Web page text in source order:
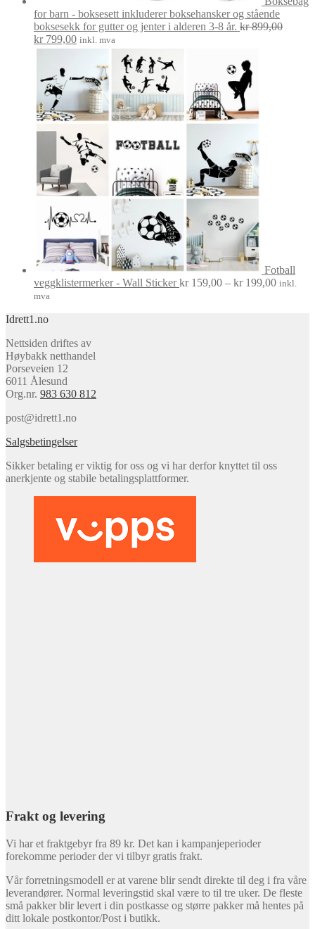
for barn - boksesett inkluderer boksehansker og stående
boksesekk for gutter og jenter i alderen 3-8 år. kr899,00
Opprinnelig
pris
kr 899,00.
kr799,00Nåværende
pris
kr 799,00.
inkl. mva
Fotball
veggklistermerker - Wall Sticker kr159,00 – kr199,00 inkl.
mva
Idrett1.no
Nettsiden driftes av
Høybakk netthandel
Porseveien 12
6011 Ålesund
Org.nr. 983 630 812
post@idrett1.no
Salgsbetingelser
Sikker betaling er viktig for oss og vi har derfor knyttet til oss
anerkjente og stabile betalingsplattformer.
Frakt og levering
Vi har et fraktgebyr fra 89 kr. Det kan i kampanjeperioder
forekomme perioder der vi tilbyr gratis frakt.
Vår forretningsmodell er at varene blir sendt direkte til deg i fra våre
leverandører. Normal leveringstid skal være to til tre uker. De fleste
små pakker blir levert i din postkasse og større pakker må hentes på
ditt lokale postkontor/Post i butikk.